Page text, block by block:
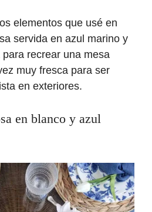
elementos que usé en
servida en azul marino y
recrear una mesa
muy fresca para ser
en exteriores.
en blanco y azul